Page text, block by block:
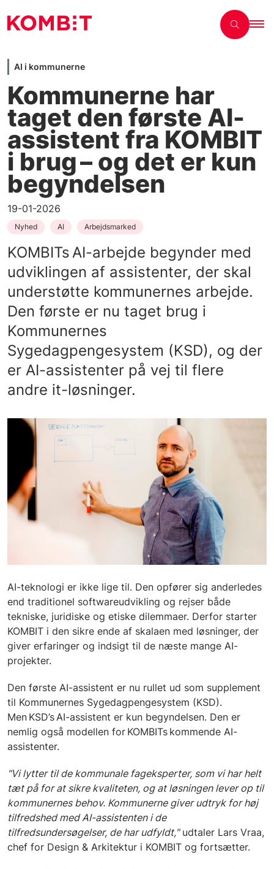
AI i kommunerne
Kommunerne har
taget den første AI-
assistent fra KOMBIT
i brug – og det er kun
begyndelsen
19-01-2026
Nyhed AI Arbejdsmarked
KOMBITs AI-arbejde begynder med
udviklingen af assistenter, der skal
understøtte kommunernes arbejde.
Den første er nu taget brug i
Kommunernes
Sygedagpengesystem (KSD), og der
er AI-assistenter på vej til flere
andre it-løsninger.
AI-teknologi er ikke lige til. Den opfører sig anderledes
end traditionel softwareudvikling og rejser både
tekniske, juridiske og etiske dilemmaer. Derfor starter
KOMBIT i den sikre ende af skalaen med løsninger, der
giver erfaringer og indsigt til de næste mange AI-
projekter.
Den første AI-assistent er nu rullet ud som supplement
til Kommunernes Sygedagpengesystem (KSD).
Men KSD’s AI-assistent er kun begyndelsen. Den er
nemlig også modellen for KOMBITs kommende AI-
assistenter.
"Vi lytter til de kommunale fageksperter, som vi har helt
tæt på for at sikre kvaliteten, og at løsningen lever op til
kommunernes behov. Kommunerne giver udtryk for høj
tilfredshed med AI-assistenten i de
tilfredsundersøgelser, de har udfyldt,"udtaler Lars Vraa,
chef for Design & Arkitektur i KOMBIT og fortsætter.